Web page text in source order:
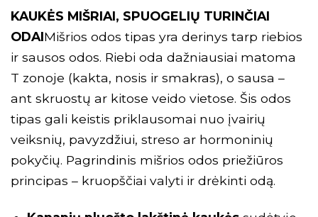
KAUKĖS MIŠRIAI, SPUOGELIŲ TURINČIAI
ODAIMišrios odos tipas yra derinys tarp riebios
ir sausos odos. Riebi oda dažniausiai matoma
T zonoje (kakta, nosis ir smakras), o sausa –
ant skruostų ar kitose veido vietose. Šis odos
tipas gali keistis priklausomai nuo įvairių
veiksnių, pavyzdžiui, streso ar hormoninių
pokyčių. Pagrindinis mišrios odos priežiūros
principas – kruopščiai valyti ir drėkinti odą.